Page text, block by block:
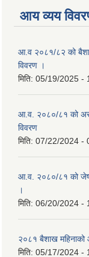
आय व्यय
आ.व २०८१/८२ को
विवरण ।
मिति: 05/19/2025 -
आ.व. २०८०/८१ को
विवरण
मिति: 07/22/2024 -
आ.व. २०८०/८१ को
।
मिति: 06/20/2024 -
२०८१ बैशाख
मिति: 05/17/2024 -